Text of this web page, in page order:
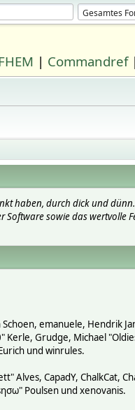
| Commandref|
haben, durch dick und
sowie das wertvolle
emanuele, Hendrik
Kerle, Grudge, Michael
und winrules.
Alves, CapadY, ChalkCat,
Poulsen und xenovanis.